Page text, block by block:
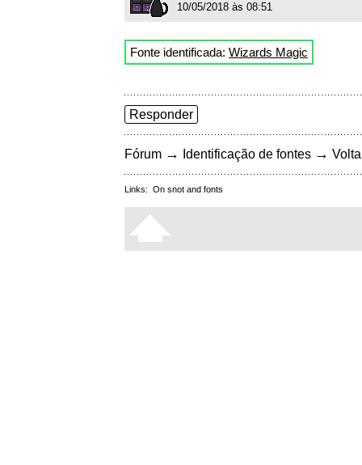
10/05/2018 às 08:51
Fonte identificada: Wizards Magic
Responder
Fórum → Identificação de fontes →
Links: On snot and fonts